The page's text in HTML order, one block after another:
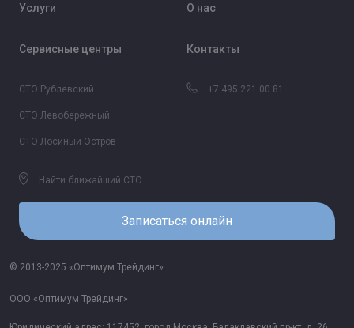
Услуги О нас
Сервисные центры
СТО Рублевский
СТО Левобережный
СТО Лосиный Остров
Найти ближайший СТО
Контакты
+7 495 221 00 81
Записаться онлайн
© 2013-2025 «Оптимум Трейдинг»
ООО «Оптимум Трейдинг»